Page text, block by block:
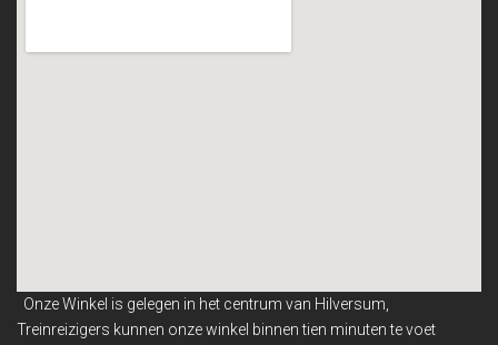
Onze Winkel is gelegen in het centrum van Hilversum,
Treinreizigers kunnen onze winkel binnentien minuten te voet